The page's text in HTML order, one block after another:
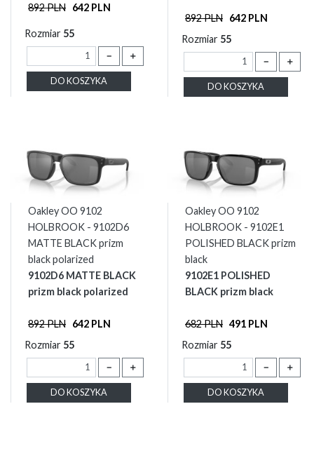
892 PLN 642 PLN
Rozmiar 55
－ ＋
DO KOSZYKA
892 PLN 642 PLN
Rozmiar 55
－ ＋
DO KOSZYKA
Oakley OO 9102
HOLBROOK - 9102D6
MATTE BLACK prizm
black polarized
9102D6 MATTE BLACK
prizm black polarized
892 PLN 642 PLN
Rozmiar 55
－ ＋
DO KOSZYKA
Oakley OO 9102
HOLBROOK - 9102E1
POLISHED BLACK prizm
black
9102E1 POLISHED
BLACK prizm black
682 PLN 491 PLN
Rozmiar 55
－ ＋
DO KOSZYKA